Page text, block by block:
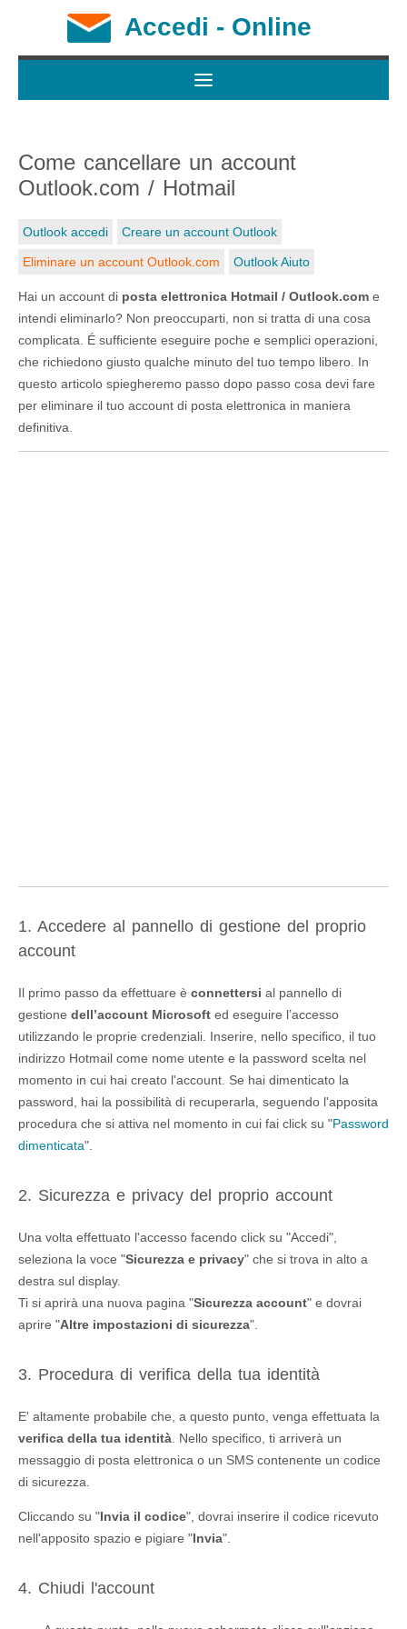
Accedi - Online
Come cancellare un account
Outlook.com / Hotmail
Outlook accedi Creare un account Outlook
Eliminare un account Outlook.com Outlook Aiuto
Hai un account di posta elettronica Hotmail / Outlook.com e
intendi eliminarlo? Non preoccuparti, non si tratta di una cosa
complicata. É sufficiente eseguire poche e semplici operazioni,
che richiedono giusto qualche minuto del tuo tempo libero. In
questo articolo spiegheremo passo dopo passo cosa devi fare
per eliminare il tuo account di posta elettronica in maniera
definitiva.
1. Accedere al pannello di gestione del proprio
account
Il primo passo da effettuare è connettersi al pannello di
gestione dell’account Microsoft ed eseguire l’accesso
utilizzando le proprie credenziali. Inserire, nello specifico, il tuo
indirizzo Hotmail come nome utente e la password scelta nel
momento in cui hai creato l'account. Se hai dimenticato la
password, hai la possibilità di recuperarla, seguendo l'apposita
procedura che si attiva nel momento in cui fai click su "Password
dimenticata".
2. Sicurezza e privacy del proprio account
Una volta effettuato l'accesso facendo click su "Accedi",
seleziona la voce "Sicurezza e privacy" che si trova in alto a
destra sul display.
Ti si aprirà una nuova pagina "Sicurezza account" e dovrai
aprire "Altre impostazioni di sicurezza".
3. Procedura di verifica della tua identità
E' altamente probabile che, a questo punto, venga effettuata la
verifica della tua identità . Nello specifico, ti arriverà un
messaggio di posta elettronica o un SMS contenente un codice
di sicurezza.
Cliccando su "Invia il codice", dovrai inserire il codice ricevuto
nell'apposito spazio e pigiare "Invia".
4. Chiudi l'account